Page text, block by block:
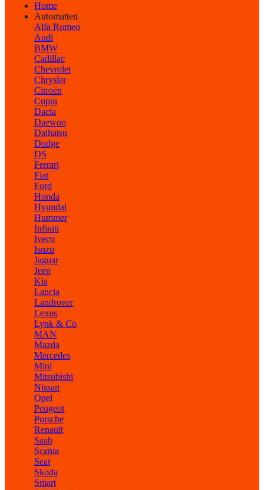
Home
Automatten
Alfa Romeo
Audi
BMW
Cadillac
Chevrolet
Chrysler
Citroën
Cupra
Dacia
Daewoo
Daihatsu
Dodge
DS
Ferrari
Fiat
Ford
Honda
Hyundai
Hummer
Infiniti
Iveco
Isuzu
Jaguar
Jeep
Kia
Lancia
Landrover
Lexus
Lynk & Co
MAN
Mazda
Mercedes
Mini
Mitsubishi
Nissan
Opel
Peugeot
Porsche
Renault
Saab
Scania
Seat
Skoda
Smart